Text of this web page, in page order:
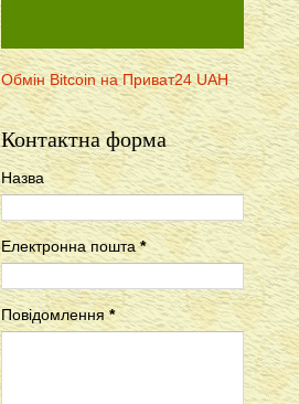
Обмін Bitcoin на Приват24 UAH
Контактна форма
Назва
Електронна пошта*
Повідомлення *